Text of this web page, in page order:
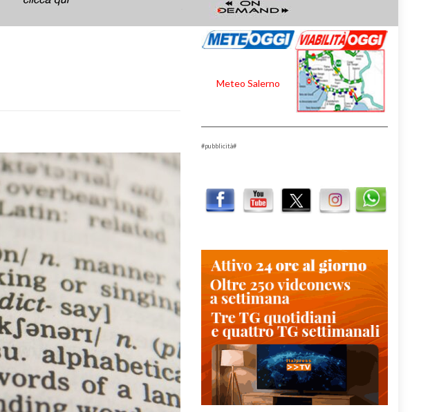
Meteo Salerno
#pubblicità#